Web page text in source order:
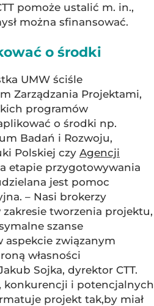
pomoże ustalić m. in.,
można sfinansować.
o środki
UMW ściśle
Zarządzania Projektami,
programów
o środki np.
Badań i Rozwoju,
Polskiej czy Agencji
etapie przygotowywania
jest pomoc
– Nasi brokerzy
tworzenia projektu,
szanse
aspekcie związanym
własności
Sojka, dyrektor CTT.
konkurencji i potencjalnych
projekt tak,by miał